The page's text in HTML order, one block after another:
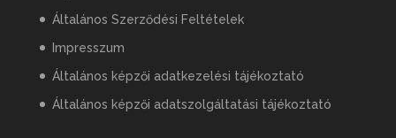
Általános Szerződési Feltételek
Impresszum
Általános képzői adatkezelési tájékoztató
Általános képzői adatszolgáltatási tájékoztató